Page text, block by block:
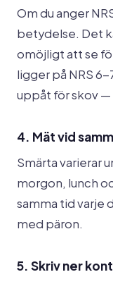
Om du anger
betydelse. Det
omöjligt att se
ligger på NRS
uppåt för skov —
4. Mät vid
Smärta varierar
morgon, lunch
samma tid varje
med päron.
5. Skriv ner